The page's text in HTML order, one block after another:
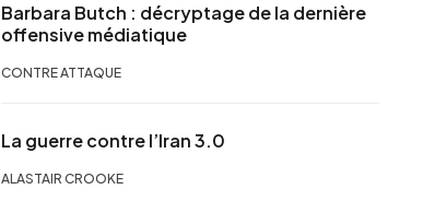
Barbara Butch : décryptage de la dernière
offensive médiatique
CONTRE ATTAQUE
La guerre contre l’Iran 3.0
ALASTAIR CROOKE